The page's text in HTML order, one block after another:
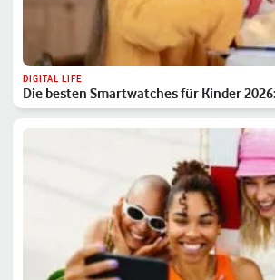
DIGITAL LIFE
Die besten Smartwatches für Kinder